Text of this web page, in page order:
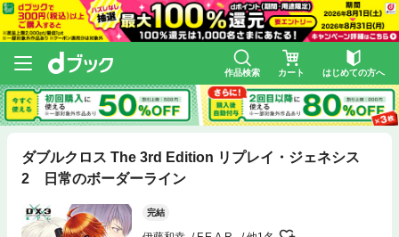
作品検索 カート はじめての方へ
ダブルクロス The 3rd Edition リプレイ・ジェネシス
2 日常のボーダーライン
完結